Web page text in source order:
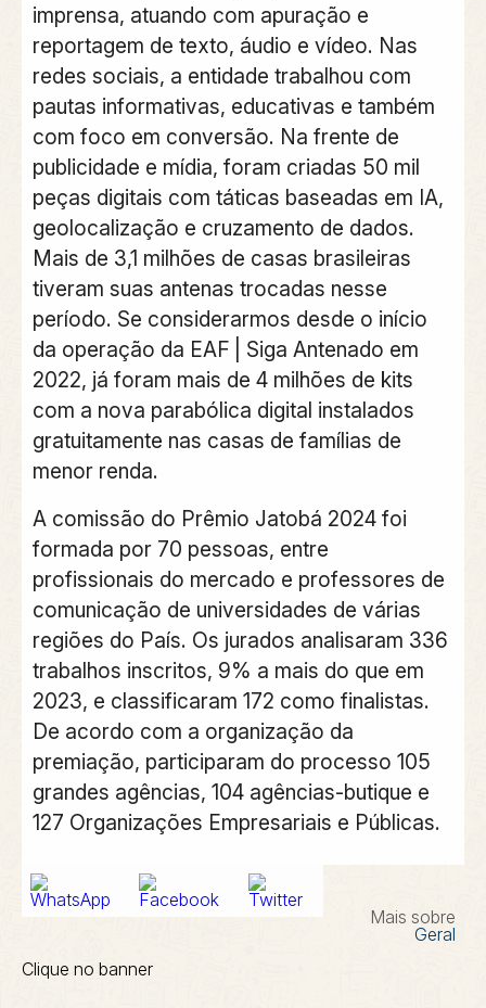
imprensa, atuando com apuração e
reportagem de texto, áudio e vídeo. Nas
redes sociais, a entidade trabalhou com
pautas informativas, educativas e também
com foco em conversão. Na frente de
publicidade e mídia, foram criadas 50 mil
peças digitais com táticas baseadas em IA,
geolocalização e cruzamento de dados.
Mais de 3,1 milhões de casas brasileiras
tiveram suas antenas trocadas nesse
período. Se considerarmos desde o início
da operação da EAF | Siga Antenado em
2022, já foram mais de 4 milhões de kits
com a nova parabólica digital instalados
gratuitamente nas casas de famílias de
menor renda.
A comissão do Prêmio Jatobá 2024 foi
formada por 70 pessoas, entre
profissionais do mercado e professores de
comunicação de universidades de várias
regiões do País. Os jurados analisaram 336
trabalhos inscritos, 9% a mais do que em
2023, e classificaram 172 como finalistas.
De acordo com a organização da
premiação, participaram do processo 105
grandes agências, 104 agências-butique e
127 Organizações Empresariais e Públicas.
Mais sobre
Geral
Clique no banner